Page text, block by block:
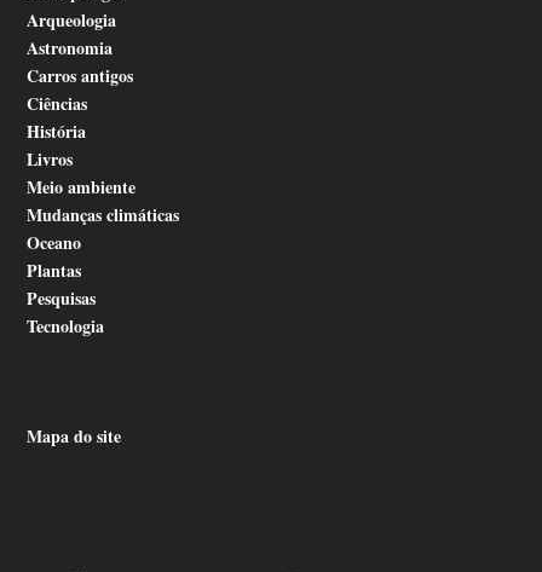
Arqueologia
Astronomia
Carros antigos
Ciências
História
Livros
Meio ambiente
Mudanças climáticas
Oceano
Plantas
Pesquisas
Tecnologia
Mapa do site